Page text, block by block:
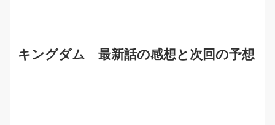
キングダム 最新話の感想と次回の予想